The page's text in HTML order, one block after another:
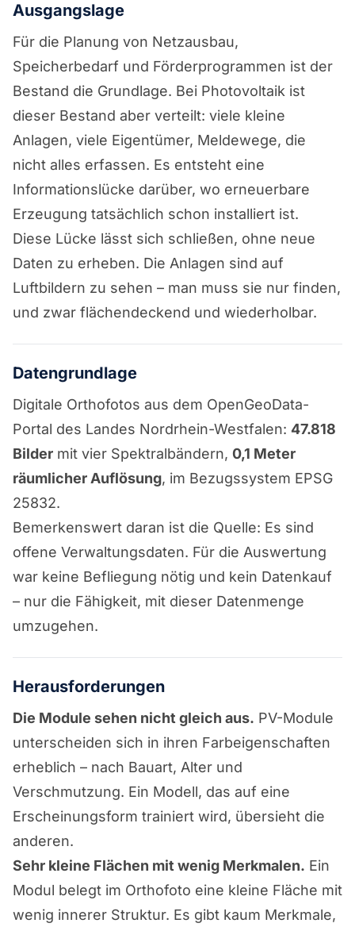
Ausgangslage
Für die Planung von Netzausbau,
Speicherbedarf und Förderprogrammen ist der
Bestand die Grundlage. Bei Photovoltaik ist
dieser Bestand aber verteilt: viele kleine
Anlagen, viele Eigentümer, Meldewege, die
nicht alles erfassen. Es entsteht eine
Informationslücke darüber, wo erneuerbare
Erzeugung tatsächlich schon installiert ist.
Diese Lücke lässt sich schließen, ohne neue
Daten zu erheben. Die Anlagen sind auf
Luftbildern zu sehen – man muss sie nur finden,
und zwar flächendeckend und wiederholbar.
Datengrundlage
Digitale Orthofotos aus dem OpenGeoData-
Portal des Landes Nordrhein-Westfalen: 47.818
Bilder mit vier Spektralbändern, 0,1 Meter
räumlicher Auflösung, im Bezugssystem EPSG
25832.
Bemerkenswert daran ist die Quelle: Es sind
offene Verwaltungsdaten. Für die Auswertung
war keine Befliegung nötig und kein Datenkauf
– nur die Fähigkeit, mit dieser Datenmenge
umzugehen.
Herausforderungen
Die Module sehen nicht gleich aus. PV-Module
unterscheiden sich in ihren Farbeigenschaften
erheblich – nach Bauart, Alter und
Verschmutzung. Ein Modell, das auf eine
Erscheinungsform trainiert wird, übersieht die
anderen.
Sehr kleine Flächen mit wenig Merkmalen. Ein
Modul belegt im Orthofoto eine kleine Fläche mit
wenig innerer Struktur. Es gibt kaum Merkmale,